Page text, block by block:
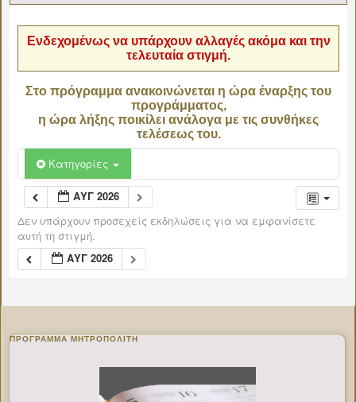
Ενδεχομένως να υπάρχουν αλλαγές ακόμα και την
τελευταία στιγμή.
Στο πρόγραμμα ανακοινώνεται η ώρα έναρξης του
προγράμματος,
η ώρα λήξης ποικίλει ανάλογα με τις συνθήκες
τελέσεως του.
Κατηγορίες
ΑΥΓ 2026
Δεν υπάρχουν προσεχείς εκδηλώσεις για να εμφανίσετε
αυτή τη στιγμή.
ΑΥΓ 2026
ΠΡΌΓΡΑΜΜΑ ΜΗΤΡΟΠΟΛΊΤΗ